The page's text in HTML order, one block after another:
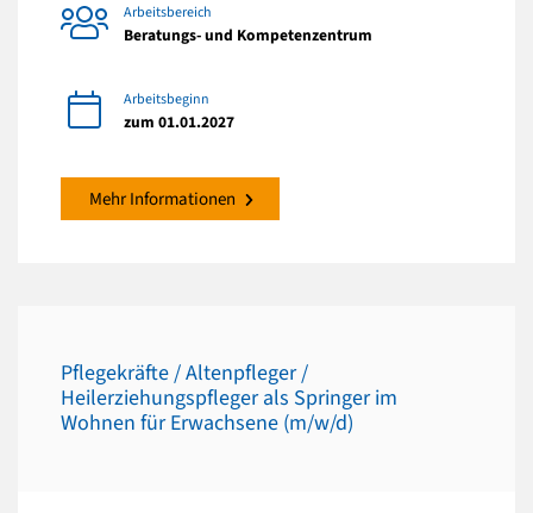
Arbeitsbereich
Beratungs- und Kompetenzentrum
Arbeitsbeginn
zum 01.01.2027
Mehr Informationen
Pflegekräfte / Altenpfleger /
Heilerziehungspfleger als Springer im
Wohnen für Erwachsene (m/w/d)